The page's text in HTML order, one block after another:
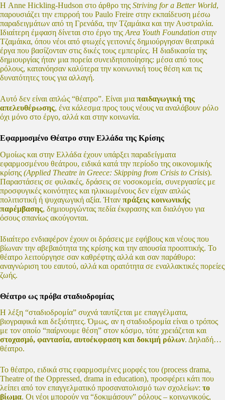
Η Anne Hickling-Hudson στο άρθρο της Striving for a Better World,
παρουσιάζει την επιρροή του Paulo Freire στην εκπαίδευση μέσω
παραδειγμάτων από τη Γρενάδα, την Τζαμάικα και την Αυστραλία.
Ιδιαίτερη έμφαση δίνεται στο έργο της Area Youth Foundation στην
Τζαμάικα, όπου νέοι από φτωχές γειτονιές δημιούργησαν θεατρικά
έργα που βασίζονταν στις δικές τους εμπειρίες. Η διαδικασία της
δημιουργίας ήταν μια πορεία συνειδητοποίησης: μέσα από τους
ρόλους, κατανόησαν καλύτερα την κοινωνική τους θέση και τις
δυνατότητες τους για αλλαγή.
Αυτό δεν είναι απλώς “θέατρο”. Είναι μια παιδαγωγική της
απελευθέρωσης, ένα κάλεσμα προς τους νέους να αναλάβουν ρόλο
όχι μόνο στο έργο, αλλά και στην κοινωνία.
Εφαρμοσμένο Θέατρο στην Ελλάδα της Κρίσης
Ομοίως και στην Ελλάδα έχουν υπάρξει παραδείγματα
εφαρμοσμένου θεάτρου, ειδικά κατά την περίοδο της οικονομικής
κρίσης (Applied Theatre in Greece: Skipping from Crisis to Crisis).
Παραστάσεις σε φυλακές, δράσεις σε νοσοκομεία, συνεργασίες με
προσφυγικές κοινότητες και ηλικιωμένους δεν είχαν απλώς
πολιτιστική ή ψυχαγωγική αξία. Ήταν πράξεις κοινωνικής
παρέμβασης, δημιουργώντας πεδία έκφρασης και διαλόγου για
όσους σπανίως ακούγονται.
Ιδιαίτερο ενδιαφέρον έχουν οι δράσεις με εφήβους και νέους που
βίωναν την αβεβαιότητα της κρίσης και την απουσία προοπτικής. Το
θέατρο λειτούργησε σαν καθρέφτης αλλά και σαν παράθυρο:
αναγνώριση του εαυτού, αλλά και ορατότητα σε εναλλακτικές πορείες
ζωής.
Θέατρο ως πρόβα σταδιοδρομίας
Η λέξη “σταδιοδρομία” συχνά ταυτίζεται με επαγγέλματα,
βιογραφικά και δεξιότητες. Όμως, αν η σταδιοδρομία είναι ο τρόπος
με τον οποίο “παίρνουμε θέση” στον κόσμο, τότε χρειάζεται και
στοχασμό, φαντασία, αυτοέκφραση και δοκιμή ρόλων. Δηλαδή…
θέατρο.
Το θέατρο, ειδικά στις εφαρμοσμένες μορφές του (process drama,
Theatre of the Oppressed, drama in education), προσφέρει κάτι που
λείπει από τον επαγγελματικό προσανατολισμό των σχολείων: το
βίωμα. Οι νέοι μπορούν να “δοκιμάσουν” ρόλους – κοινωνικούς,